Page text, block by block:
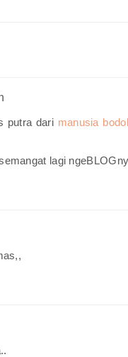
putra dari manusia
lagi